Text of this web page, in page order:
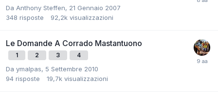
Da Anthony Steffen, 21 Gennaio 2007
348 risposte 92,2k visualizzazioni
Le Domande A Corrado Mastantuono
1 2 3 4
Da ymalpas, 5 Settembre 2010
94 risposte 19,7k visualizzazioni